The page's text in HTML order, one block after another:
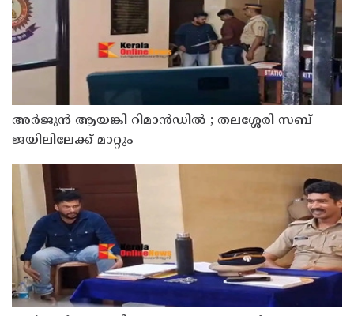
അര്‍ജുന്‍ ആയങ്കി റിമാന്‍ഡില്‍ ; തലശ്ശേരി സബ്
ജയിലിലേക്ക് മാറ്റും